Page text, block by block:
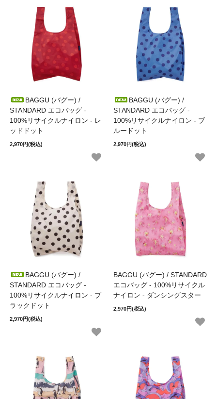
BAGGU (バグー) /
STANDARD エコバッグ -
100%リサイクルナイロン - レ
ッドドット
2,970円(税込)
BAGGU (バグー) /
STANDARD エコバッグ -
100%リサイクルナイロン - ブ
ルードット
2,970円(税込)
BAGGU (バグー) /
STANDARD エコバッグ -
100%リサイクルナイロン - ブ
ラックドット
2,970円(税込)
BAGGU (バグー) / STANDARD
エコバッグ - 100%リサイクル
ナイロン - ダンシングスター
2,970円(税込)